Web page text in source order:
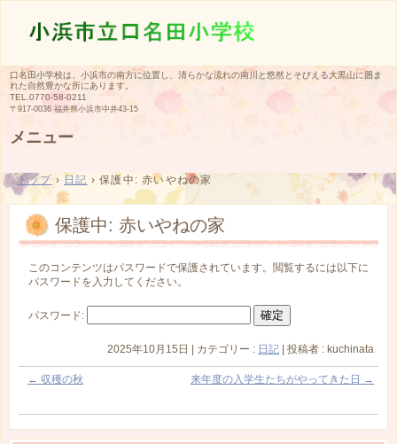
口名田小学校は、小浜市の南方に位置し、清らかな流れの南川と悠然とそびえる大黒山に囲ま
れた自然豊かな所にあります。
TEL. 0770-58-0211
〒917-0036 福井県小浜市中井43-15
メニュー
ン
テ
ス
トップ › 日記 › 保護中: 赤いやねの家
保護中: 赤いやねの家
このコンテンツはパスワードで保護されています。閲覧するには以下に
パスワードを入力してください。
パスワード:
2025年10月15日 カテゴリー : 日記 投稿者 : kuchinata
← 収穫の秋 来年度の入学生たちがやってきた日 →